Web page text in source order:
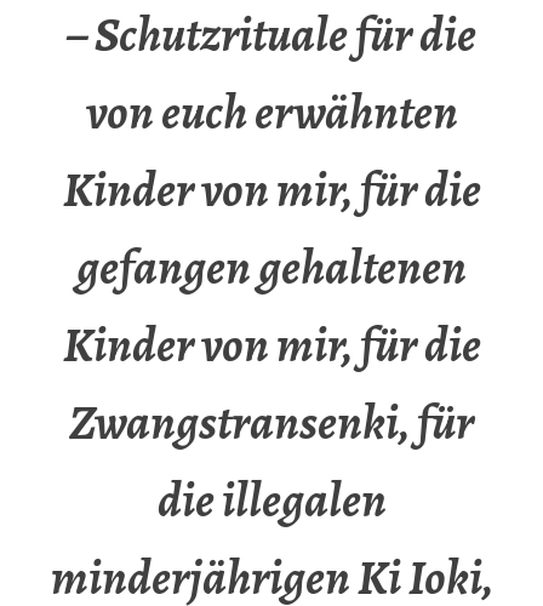
– Schutzrituale für die
von euch erwähnten
Kinder von mir, für die
gefangen gehaltenen
Kinder von mir, für die
Zwangstransenki, für
die illegalen
minderjährigen Ki Ioki,